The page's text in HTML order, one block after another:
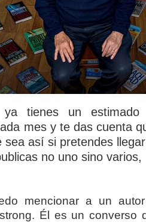
ya tienes un
mes y te das cuenta
sea así si pretendes
no uno sino
mencionar a un
Él es un converso